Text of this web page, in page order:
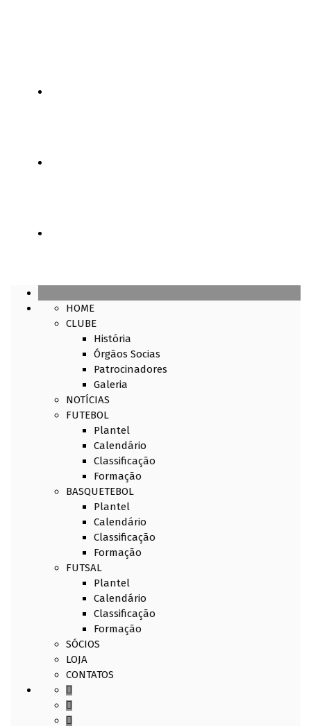
HOME
CLUBE
História
Órgãos Socias
Patrocinadores
Galeria
NOTÍCIAS
FUTEBOL
Plantel
Calendário
Classificação
Formação
BASQUETEBOL
Plantel
Calendário
Classificação
Formação
FUTSAL
Plantel
Calendário
Classificação
Formação
SÓCIOS
LOJA
CONTATOS